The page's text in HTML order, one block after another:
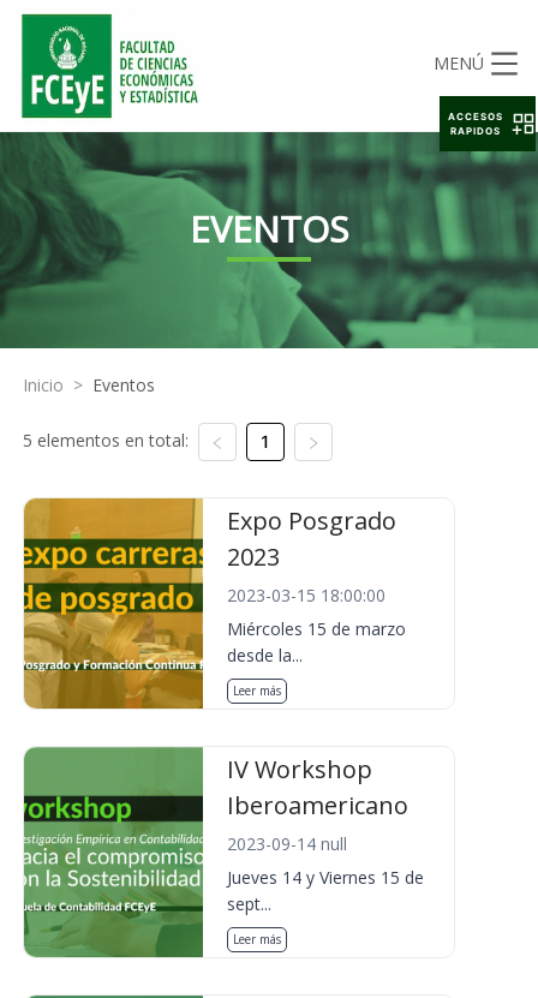
MENÚ
EVENTOS
Inicio > Eventos
5 elementos en total: 1
Expo Posgrado
2023
2023-03-15 18:00:00
Miércoles 15 de marzo
desde la...
Leer más
IV Workshop
Iberoamericano
2023-09-14 null
Jueves 14 y Viernes 15 de
sept...
Leer más
ACCESOS
RAPIDOS